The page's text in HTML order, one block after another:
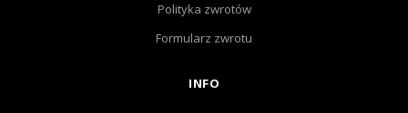
Polityka zwrotów
Formularz zwrotu
INFO